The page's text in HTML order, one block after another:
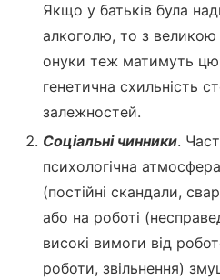
Якщо у батьків була
алкоголю, то з великою
онуки теж матимуть
генетична схильність
залежностей.
Соціальні чинники.
психологічна
(постійні скандали,
або на роботі
високі вимоги від
роботи, звільнення)